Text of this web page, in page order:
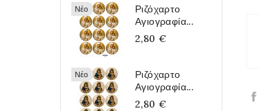
Νέο
Ριζόχαρτο
Αγιογραφία...
2,80 €
Νέο
Ριζόχαρτο
Αγιογραφία...
2,80 €